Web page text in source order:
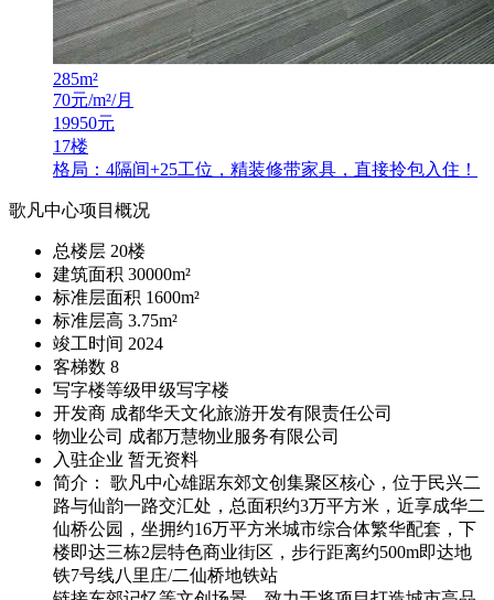
285m²
70元/m²/月
19950元
17楼
格局：4隔间+25工位，精装修带家具，直接拎包入住！
歌凡中心项目概况
总楼层 20楼
建筑面积 30000m²
标准层面积 1600m²
标准层高 3.75m²
竣工时间 2024
客梯数 8
写字楼等级甲级写字楼
开发商 成都华天文化旅游开发有限责任公司
物业公司 成都万慧物业服务有限公司
入驻企业 暂无资料
简介： 歌凡中心雄踞东郊文创集聚区核心，位于民兴二
路与仙韵一路交汇处，总面积约3万平方米，近享成华二
仙桥公园，坐拥约16万平方米城市综合体繁华配套，下
楼即达三栋2层特色商业街区，步行距离约500m即达地
铁7号线八里庄/二仙桥地铁站